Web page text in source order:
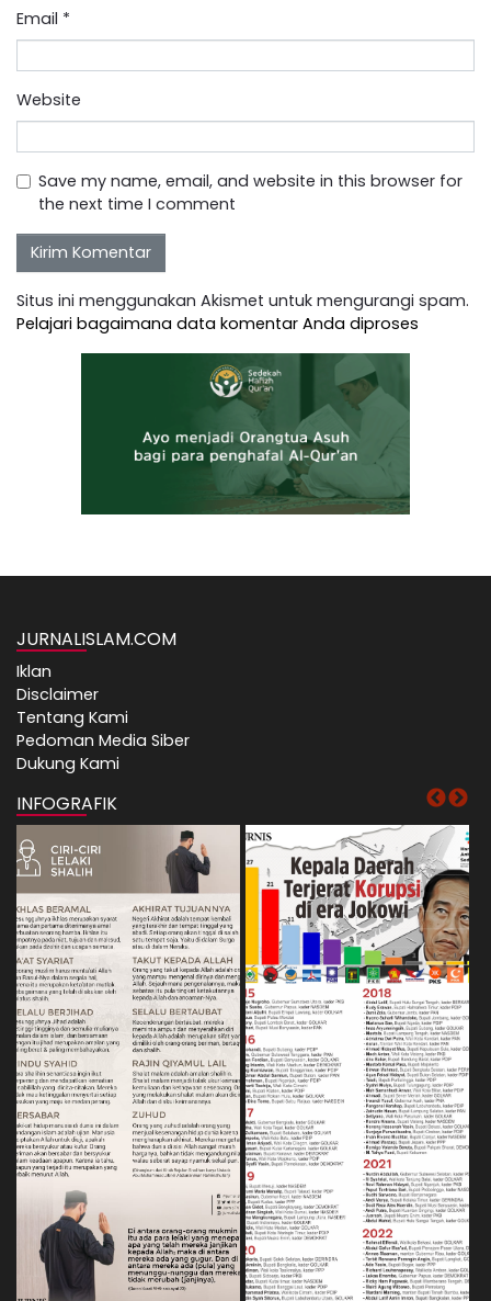
Email *
Website
Save my name, email, and website in this browser for
the next time I comment
Situs ini menggunakan Akismet untuk mengurangi spam.
Pelajari bagaimana data komentar Anda diproses
JURNALISLAM.COM
Iklan
Disclaimer
Tentang Kami
Pedoman Media Siber
Dukung Kami
INFOGRAFIK